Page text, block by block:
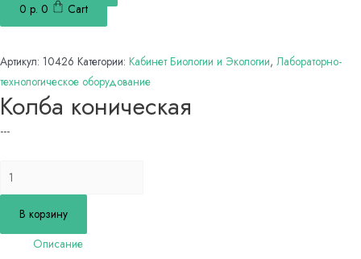
0 р. 0 Cart
Артикул: 10426 Категории: Кабинет Биологии и Экологии, Лабораторно-
технологическое оборудование
Колба коническая
---
Количество
Колба
коническая
В корзину
Описание